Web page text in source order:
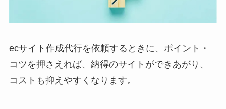
ecサイト作成代行を依頼するときに、ポイント・
コツを押さえれば、納得のサイトができあがり、
コストも抑えやすくなります。